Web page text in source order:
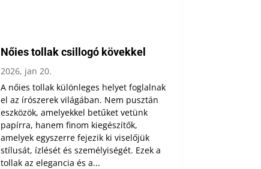
Nőies tollak csillogó kövekkel
2026, jan 20.
A nőies tollak különleges helyet foglalnak
el az írószerek világában. Nem pusztán
eszközök, amelyekkel betűket vetünk
papírra, hanem finom kiegészítők,
amelyek egyszerre fejezik ki viselőjük
stílusát, ízlését és személyiségét. Ezek a
tollak az elegancia és a...